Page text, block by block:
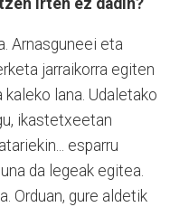
Arnasguneei eta
jarraikorra egiten
kaleko lana. Udaletako
ikastetxeetan
esparru
da legeak egitea.
Orduan, gure aldetik